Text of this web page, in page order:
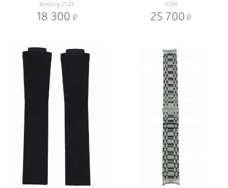
Breitling 212X
18 300
478X
25 700